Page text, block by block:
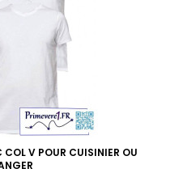
V POUR CUISINIER OU